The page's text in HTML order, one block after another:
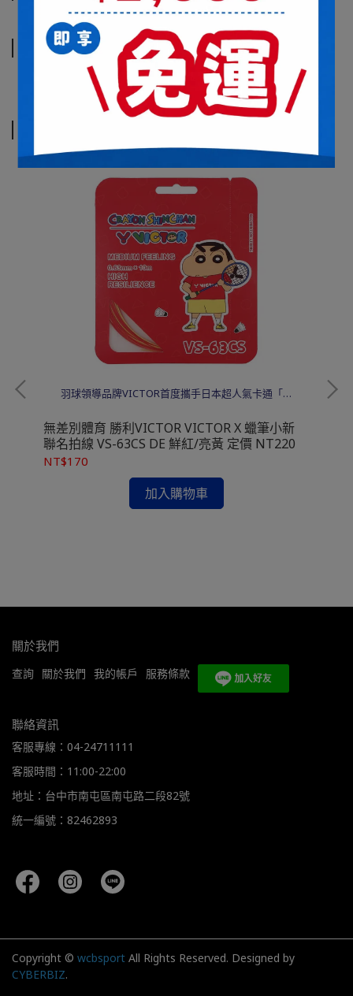
運送方式
羽球領導品牌VICTOR首度攜手日本超人氣卡通「蠟
商品，蠟筆小新與他的幼稚園小夥伴們一起換上全套
羽球裝備，童趣運動風即將席捲羽球場！
無差別體育 勝利VICTOR VICTOR X 蠟筆小新
聯名拍線 VS-63CS DE 鮮紅/亮黃 定價 NT220
NT$170
加入購物車
關於我們
查詢 關於我們 我的帳戶 服務條款
聯絡資訊
客服專線：04-24711111
客服時間：11:00-22:00
地址：台中市南屯區南屯路二段82號
統一編號：82462893
Copyright © wcbsport All Rights Reserved. Designed by
CYBERBIZ.